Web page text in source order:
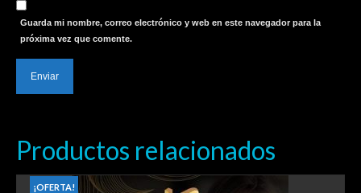
Guarda mi nombre, correo electrónico y web en este navegador para la
próxima vez que comente.
Productos relacionados
¡OFERTA!